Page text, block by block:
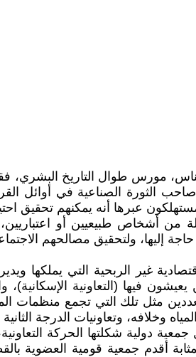
مورس طوال التاريخ البشري،
الثورة الصناعية في أوائل
عبرها أنه يمكنهم
من أشخاص طبيعيين أو
إليها، ولتحقيق مصالحهم
غير الربحية التي يملكها
فيها (التعاونية
مثل تلك التي تجمع منظمات
وخلافه، وتعاونيات الدرجة الثانية
جمعية دولية شكلتها الحركة
بمثابة أقدم جمعية قومية